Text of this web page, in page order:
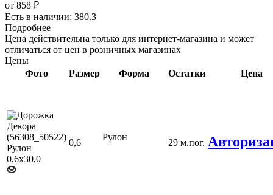
от 858 ₽
Есть в наличии: 380.3
Подробнее
Цена действительна только для интернет-магазина и может
отличаться от цен в розничных магазинах
Цены
Фото
Размер Форма Остатки Цена
0,6
Рулон
29 м.пог.